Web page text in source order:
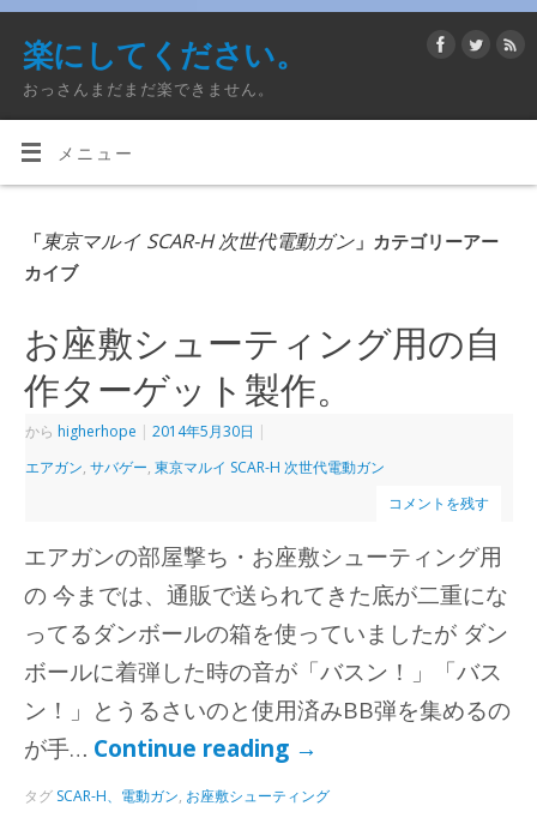
楽にしてください。
おっさんまだまだ楽できません。
メニュー
「東京マルイ SCAR-H 次世代電動ガン 」カテゴリーアー
カイブ
お座敷シューティング用の自
作ターゲット製作。
から higherhope | 2014年5月30日 |
エアガン,サバゲー,東京マルイ SCAR-H 次世代電動ガン
コメントを残す
エアガンの部屋撃ち・お座敷シューティング用
の 今までは、通販で送られてきた底が二重にな
ってるダンボールの箱を使っていましたが ダン
ボールに着弾した時の音が「バスン！」「バス
ン！」とうるさいのと使用済みBB弾を集めるの
が手… Continue reading →
タグ SCAR-H、電動ガン, お座敷シューティング